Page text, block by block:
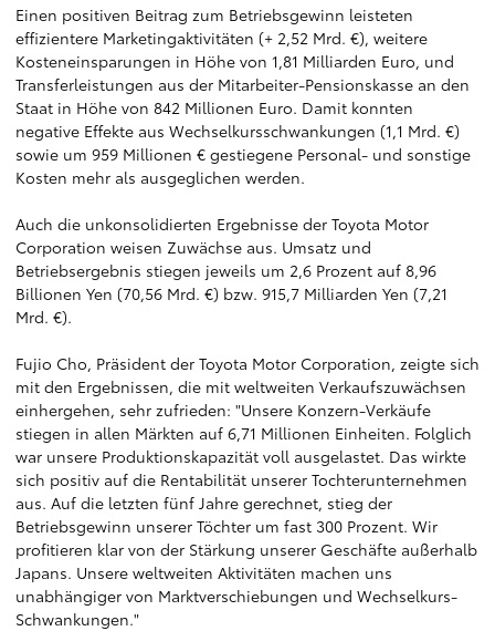
Einen positiven Beitrag zum Betriebsgewinn leisteten
effizientere Marketingaktivitäten (+ 2,52 Mrd. €), weitere
Kosteneinsparungen in Höhe von 1,81 Milliarden Euro, und
Transferleistungen aus der Mitarbeiter-Pensionskasse an den
Staat in Höhe von 842 Millionen Euro. Damit konnten
negative Effekte aus Wechselkursschwankungen (1,1 Mrd. €)
sowie um 959 Millionen € gestiegene Personal- und sonstige
Kosten mehr als ausgeglichen werden.
Auch die unkonsolidierten Ergebnisse der Toyota Motor
Corporation weisen Zuwächse aus. Umsatz und
Betriebsergebnis stiegen jeweils um 2,6 Prozent auf 8,96
Billionen Yen (70,56 Mrd. €) bzw. 915,7 Milliarden Yen (7,21
Mrd. €).
Fujio Cho, Präsident der Toyota Motor Corporation, zeigte sich
mit den Ergebnissen, die mit weltweiten Verkaufszuwächsen
einhergehen, sehr zufrieden: "Unsere Konzern-Verkäufe
stiegen in allen Märkten auf 6,71 Millionen Einheiten. Folglich
war unsere Produktionskapazität voll ausgelastet. Das wirkte
sich positiv auf die Rentabilität unserer Tochterunternehmen
aus. Auf die letzten fünf Jahre gerechnet, stieg der
Betriebsgewinn unserer Töchter um fast 300 Prozent. Wir
profitieren klar von der Stärkung unserer Geschäfte außerhalb
Japans. Unsere weltweiten Aktivitäten machen uns
unabhängiger von Marktverschiebungen und Wechselkurs-
Schwankungen."